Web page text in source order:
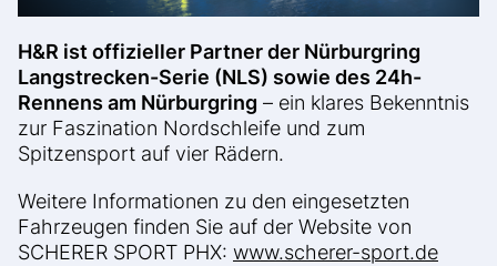
H&R ist offizieller Partner der Nürburgring
Langstrecken-Serie (NLS) sowie des 24h-
Rennens am Nürburgring – ein klares Bekenntnis
zur Faszination Nordschleife und zum
Spitzensport auf vier Rädern.
Weitere Informationen zu den eingesetzten
Fahrzeugen finden Sie auf der Website von
SCHERER SPORT PHX: www.scherer-sport.de